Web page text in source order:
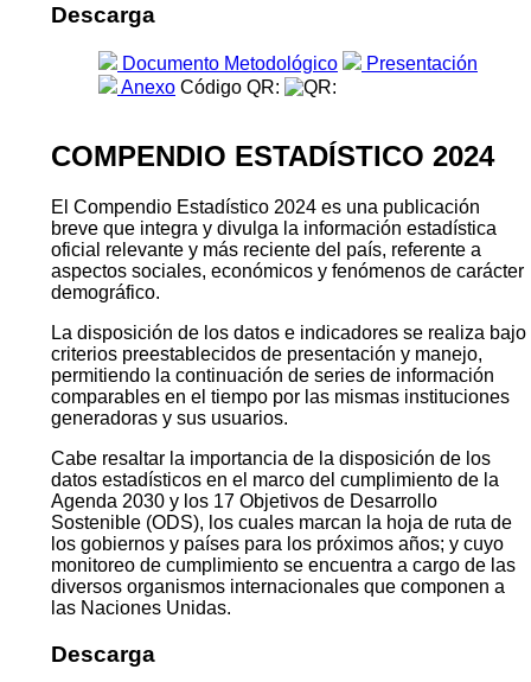
Descarga
Documento Metodológico
Presentación
Anexo Código QR:
COMPENDIO ESTADÍSTICO 2024
El Compendio Estadístico 2024 es una publicación
breve que integra y divulga la información estadística
oficial relevante y más reciente del país, referente a
aspectos sociales, económicos y fenómenos de carácter
demográfico.
La disposición de los datos e indicadores se realiza bajo
criterios preestablecidos de presentación y manejo,
permitiendo la continuación de series de información
comparables en el tiempo por las mismas instituciones
generadoras y sus usuarios.
Cabe resaltar la importancia de la disposición de los
datos estadísticos en el marco del cumplimiento de la
Agenda 2030 y los 17 Objetivos de Desarrollo
Sostenible (ODS), los cuales marcan la hoja de ruta de
los gobiernos y países para los próximos años; y cuyo
monitoreo de cumplimiento se encuentra a cargo de las
diversos organismos internacionales que componen a
las Naciones Unidas.
Descarga